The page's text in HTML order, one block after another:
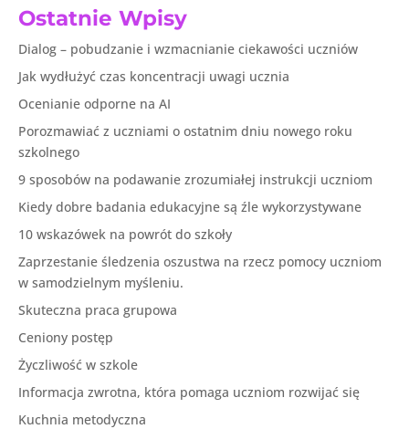
Ostatnie Wpisy
Dialog – pobudzanie i wzmacnianie ciekawości uczniów
Jak wydłużyć czas koncentracji uwagi ucznia
Ocenianie odporne na AI
Porozmawiać z uczniami o ostatnim dniu nowego roku
szkolnego
9 sposobów na podawanie zrozumiałej instrukcji uczniom
Kiedy dobre badania edukacyjne są źle wykorzystywane
10 wskazówek na powrót do szkoły
Zaprzestanie śledzenia oszustwa na rzecz pomocy uczniom
w samodzielnym myśleniu.
Skuteczna praca grupowa
Ceniony postęp
Życzliwość w szkole
Informacja zwrotna, która pomaga uczniom rozwijać się
Kuchnia metodyczna